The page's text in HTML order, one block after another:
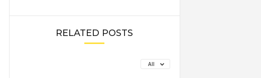
RELATED POSTS
All